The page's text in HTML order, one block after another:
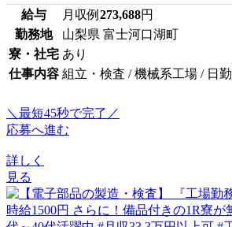
給与 月収例 273,688円
勤務地
山梨県 富士河口湖町
寮・社宅 あり
仕事内容 組立・検査 / 機械系工場 / 日勤
＼最短45秒で完了／
応募へ進む
詳しく
見る